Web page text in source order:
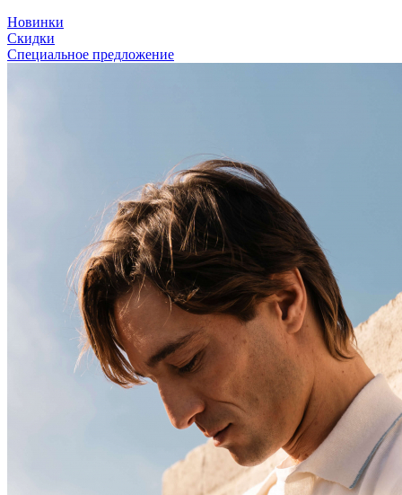
Новинки
Скидки
Специальное предложение